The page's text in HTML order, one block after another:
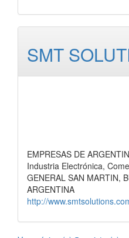
SMT
EMPRESAS DE
Industria Electrónica,
GENERAL SAN MARTIN,
ARGENTINA
http://